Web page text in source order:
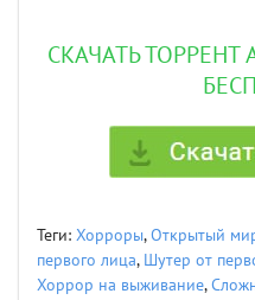
СКАЧАТЬ ТОРРЕНТ
Теги: Хорроры,Открытый
первого лица, Шутер от
Хоррор на выживание,